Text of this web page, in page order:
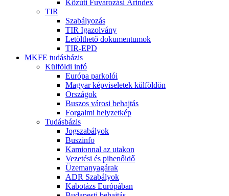
Közúti Fuvarozási Árindex
TIR
Szabályozás
TIR Igazolvány
Letölthető dokumentumok
TIR-EPD
MKFE tudásbázis
Külföldi infó
Európa parkolói
Magyar képviseletek külföldön
Országok
Buszos városi behajtás
Forgalmi helyzetkép
Tudásbázis
Jogszabályok
Buszinfo
Kamionnal az utakon
Vezetési és pihenőidő
Üzemanyagárak
ADR Szabályok
Kabotázs Európában